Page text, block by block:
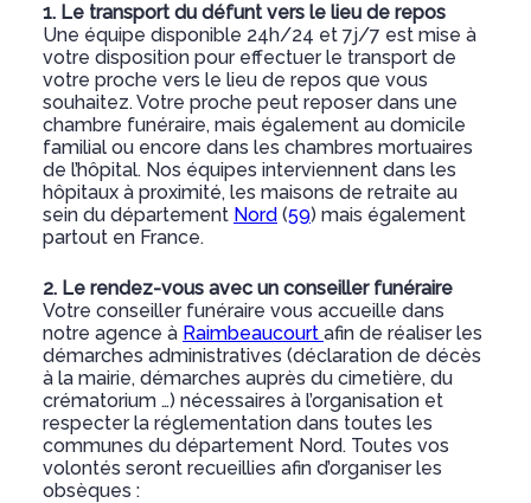
1. Le transport du défunt vers le lieu de repos
Une équipe disponible 24h/24 et 7j/7 est mise à
votre disposition pour effectuer le transport de
votre proche vers le lieu de repos que vous
souhaitez. Votre proche peut reposer dans une
chambre funéraire, mais également au domicile
familial ou encore dans les chambres mortuaires
de l’hôpital. Nos équipes interviennent dans les
hôpitaux à proximité, les maisons de retraite au
sein du département Nord (59) mais également
partout en France.
2. Le rendez-vous avec un conseiller funéraire
Votre conseiller funéraire vous accueille dans
notre agence à Raimbeaucourt afin de réaliser les
démarches administratives (déclaration de décès
à la mairie, démarches auprès du cimetière, du
crématorium …) nécessaires à l’organisation et
respecter la réglementation dans toutes les
communes du département Nord. Toutes vos
volontés seront recueillies afin d’organiser les
obsèques :